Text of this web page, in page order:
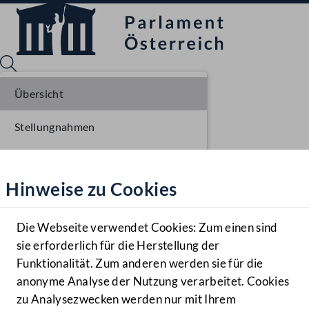
Hilfe
Benutzer
Navigationsmenü öffnen
MENÜ
Hinweise zu Cookies
Die Webseite verwendet Cookies: Zum einen sind
sie erforderlich für die Herstellung der
Funktionalität. Zum anderen werden sie für die
anonyme Analyse der Nutzung verarbeitet. Cookies
zu Analysezwecken werden nur mit Ihrem
Übersicht
Stellungnahmen
Einbringung NR
Erste Lesung NR
Ausschussberatungen NR
Plenarberatungen NR